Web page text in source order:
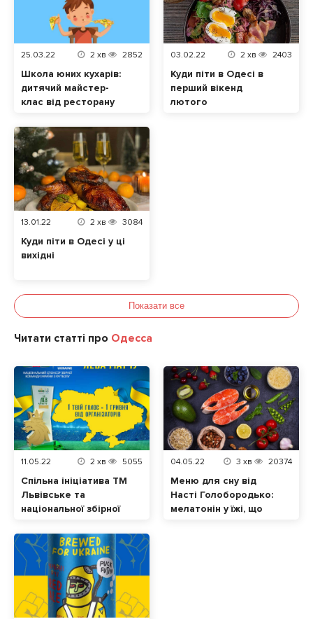
25.03.22 2 хв 2852
Школа юних кухарів:
дитячий майстер-
клас від ресторану
03.02.22 2 хв 2403
Куди піти в Одесі в
перший вікенд
лютого
13.01.22 2 хв 3084
Куди піти в Одесі у ці
вихідні
Показати все
Читати статті про Одесса
11.05.22 2 хв 5055
Спільна ініціатива ТМ
Львівське та
національної збірної
Відтепер кожен
голос за «Лева
матчу» – це допомога
українцям
04.05.22 3 хв 20374
Меню для сну від
Насті Голобородько:
мелатонін у їжі, що